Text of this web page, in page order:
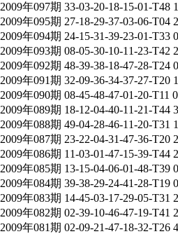
2009年097期 33-03-20-18-15-01-T48
2009年095期 27-18-29-37-03-06-T04
2009年094期 24-15-31-39-23-01-T33
2009年093期 08-05-30-10-11-23-T42
2009年092期 48-39-38-18-47-28-T24
2009年091期 32-09-36-34-37-27-T20
2009年090期 08-45-48-47-01-20-T11
2009年089期 18-12-04-40-11-21-T44
2009年088期 49-04-28-46-11-20-T31
2009年087期 23-22-04-31-47-36-T20
2009年086期 11-03-01-47-15-39-T44
2009年085期 13-15-04-06-01-48-T39
2009年084期 39-38-29-24-41-28-T19
2009年083期 14-45-03-17-29-05-T31
2009年082期 02-39-10-46-47-19-T41
2009年081期 02-09-21-47-18-32-T26